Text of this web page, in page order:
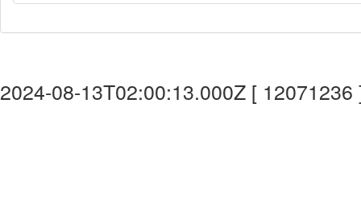
2024-08-13T02:00:13.000Z [ 12071236